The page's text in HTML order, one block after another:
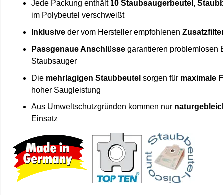
Jede Packung enthält 10 Staubsaugerbeutel,
im Polybeutel verschweißt
Inklusive der vom Hersteller empfohlenen
Passgenaue Anschlüsse garantieren problemlosen
Staubsauger
Die mehrlagigen Staubbeutel sorgen für maximale
hoher Saugleistung
Aus Umweltschutzgründen kommen nur
Einsatz